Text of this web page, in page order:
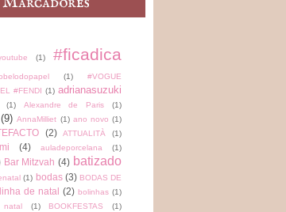
(1)
#ficadica
(1)
#VOGUE
#FENDI (1) adrianasuzuki
(1) Alexandre de Paris (1)
(9) AnnaMilliet (1) ano novo (1)
(2) ATTUALITÀ (1)
(4) auladeporcelana (1)
Bar Mitzvah (4) batizado
(1) bodas (3) BODAS DE
de natal (2) bolinhas (1)
(1) BOOKFESTAS (1)